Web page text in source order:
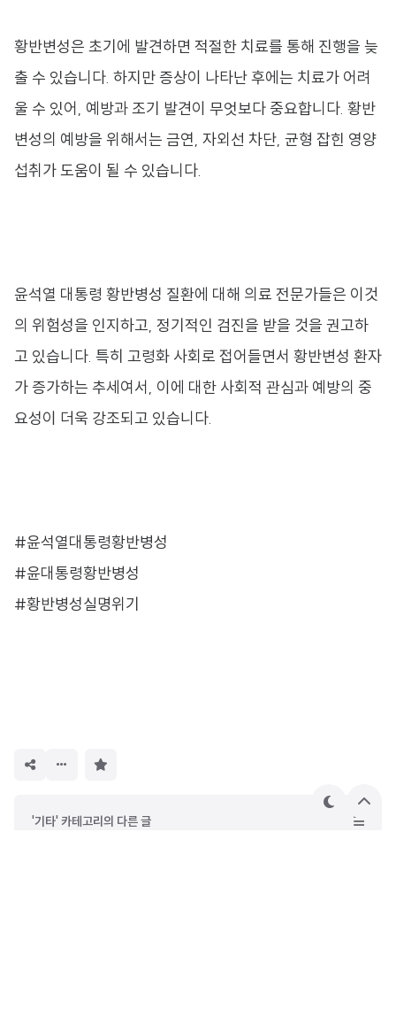
황반변성은 초기에 발견하면 적절한 치료를 통해 진행을 늦
출 수 있습니다. 하지만 증상이 나타난 후에는 치료가 어려
울 수 있어, 예방과 조기 발견이 무엇보다 중요합니다. 황반
변성의 예방을 위해서는 금연, 자외선 차단, 균형 잡힌 영양
섭취가 도움이 될 수 있습니다.
윤석열 대통령 황반병성 질환에 대해 의료 전문가들은 이것
의 위험성을 인지하고, 정기적인 검진을 받을 것을 권고하
고 있습니다. 특히 고령화 사회로 접어들면서 황반변성 환자
가 증가하는 추세여서, 이에 대한 사회적 관심과 예방의 중
요성이 더욱 강조되고 있습니다.
#윤석열대통령황반병성
#윤대통령황반병성
#황반병성실명위기
'기타' 카테고리의 다른 글
테
상
단